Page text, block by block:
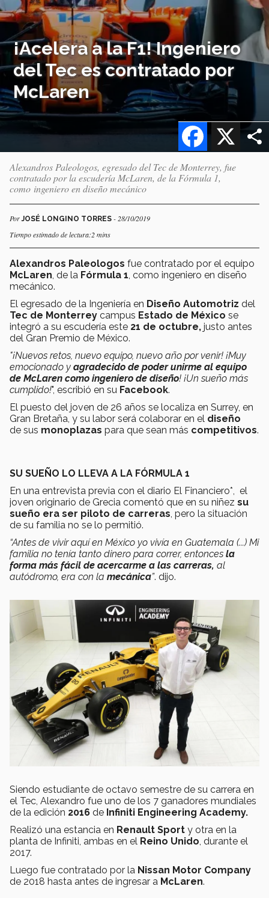
¡Acelera a la F1! Ingeniero
del Tec es contratado por
McLaren
X
Facebook
Alexandros Paleologos, egresado del Tec de Monterrey, fue
contratado por la escudería McLaren, de la Fórmula 1,
como ingeniero en diseño mecánico
PorJOSÉ LONGINO TORRES - 28/10/2019
Tiempo estimado de lectura:2 mins
Alexandros Paleologos fue contratado por el equipo
McLaren , de la Fórmula 1 , como ingeniero en diseño
mecánico.
El egresado de la Ingeniería en Diseño Automotriz del
Tec de Monterrey campus Estado de México se
integró a su escudería este 21 de octubre, justo antes
del Gran Premio de México.
"¡Nuevos retos, nuevo equipo, nuevo año por venir! ¡Muy
emocionado y agradecido de poder unirme al equipo
de McLaren como ingeniero de diseño! ¡Un sueño más
cumplido!", escribió en su Facebook.
El puesto del joven de 26 años se localiza en Surrey, en
Gran Bretaña, y su labor será colaborar en el diseño
de sus monoplazas para que sean más competitivos.
SU SUEÑO LO LLEVA A LA FÓRMULA 1
En una entrevista previa con el diario El Financiero*, el
joven originario de Grecia comentó que en su niñez su
sueño era ser piloto de carreras , pero la situación
de su familia no se lo permitió.
“Antes de vivir aquí en México yo vivía en Guatemala (...) Mi
familia no tenía tanto dinero para correr, entonces la
forma más fácil de acercarme a las carreras, al
autódromo, era con la mecánica”. dijo.
Siendo estudiante de octavo semestre de su carrera en
el Tec, Alexandro fue uno de los 7 ganadores mundiales
de la edición 2016 de Infiniti Engineering Academy.
Realizó una estancia en Renault Sport y otra en la
planta de Infiniti, ambas en el Reino Unido, durante el
2017.
Luego fue contratado por la Nissan Motor Company
de 2018 hasta antes de ingresar a McLaren.